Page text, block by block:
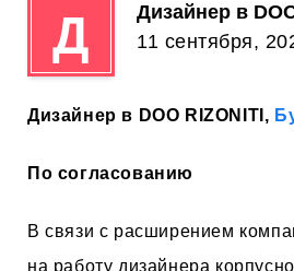
Д
Дизайнер в
11 сентября,
Дизайнер в DOO RIZONITI,
По согласованию
В связи с расширением
на работу дизайнера